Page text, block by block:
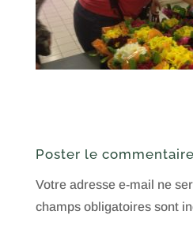
Poster le commentaire
Votre adresse e-mail ne
champs obligatoires sont